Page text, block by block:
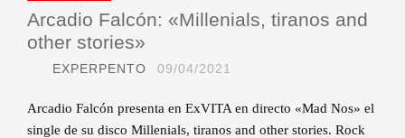
Arcadio Falcón: «Millenials, tiranos and
other stories»
EXPERPENTO 09/04/2021
Arcadio Falcón presenta en ExVITA en directo «Mad Nos» el
single de su disco Millenials, tiranos and other stories. Rock